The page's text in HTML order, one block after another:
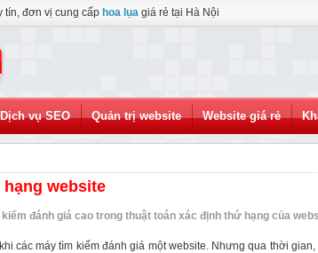
tín, đơn vị cung cấp hoa lụa giá rẻ tại Hà Nội
Dịch vụ SEO Quản trị website Website giá rẻ
website
đánh giá cao trong thuật toán xác định thứ hạng của
các máy tìm kiếm đánh giá một website. Nhưng qua thời